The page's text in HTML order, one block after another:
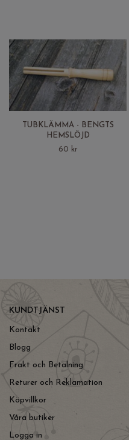
TUBKLÄMMA - BENGTS
HEMSLÖJD
60 kr
KUNDTJÄNST
Kontakt
Blogg
Frakt och Betalning
Returer och Reklamation
Köpvillkor
Våra butiker
Logga in